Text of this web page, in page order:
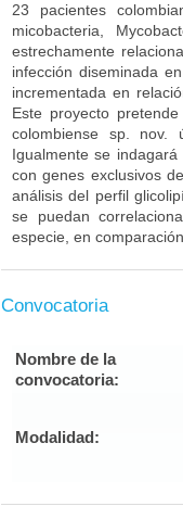
23 pacientes
micobacteria,
estrechamente
infección diseminada
incrementada en
Este proyecto
colombiense sp. nov.
Igualmente se
con genes exclusivos
análisis del perfil
se puedan
especie, en
Convocatoria
Nombre de la
convocatoria:
Modalidad: